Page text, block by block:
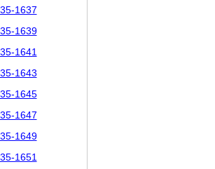
1637
1639
1641
1643
1645
1647
1649
1651